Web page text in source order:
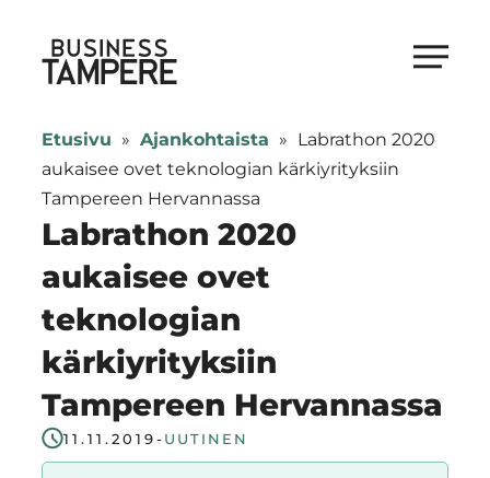
suoraan
sisältöön
Business Tampere
Tampere
supports
talents,
investors
and
entrepreneurs
in
a
smooth
start
in
Etusivu » Ajankohtaista » Labrathon 2020
aukaisee ovet teknologian kärkiyrityksiin
Tampereen Hervannassa
Labrathon 2020
aukaisee ovet
teknologian
kärkiyrityksiin
Tampereen Hervannassa
11.11.2019-UUTINEN